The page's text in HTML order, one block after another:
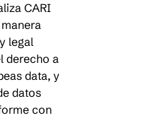
CARI
legal
derecho a
data, y
datos
con